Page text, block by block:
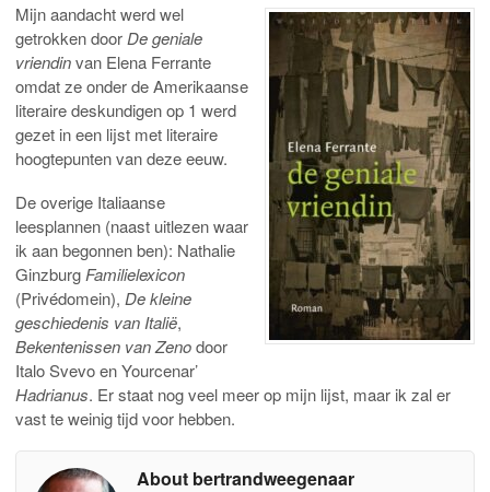
Mijn aandacht werd wel
getrokken door De geniale
vriendinvan Elena Ferrante
omdat ze onder de Amerikaanse
literaire deskundigen op 1 werd
gezet in een lijst met literaire
hoogtepunten van deze eeuw.
De overige Italiaanse
leesplannen (naast uitlezen waar
ik aan begonnen ben): Nathalie
Ginzburg Familielexicon
(Privédomein), De kleine
geschiedenis van Italië,
Bekentenissen van Zenodoor
Italo Svevo en Yourcenar’
Hadrianus. Er staat nog veel meer op mijn lijst, maar ik zal er
vast te weinig tijd voor hebben.
About bertrandweegenaar